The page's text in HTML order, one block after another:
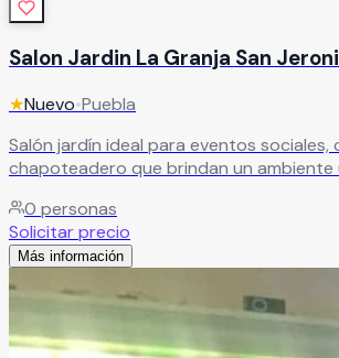
Salon Jardin La Granja San
★Nuevo•Puebla
Salón jardín ideal para eventos sociales,
chapoteadero que brindan un ambiente
alimentos, adaptados a tus necesidades.
0 personas
Solicitar precio
Más información